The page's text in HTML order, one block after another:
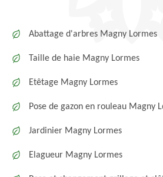
Abattage d'arbres Magny Lormes
Taille de haie Magny Lormes
Etêtage Magny Lormes
Pose de gazon en rouleau Magny
Jardinier Magny Lormes
Elagueur Magny Lormes